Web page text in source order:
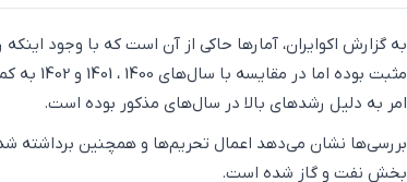
مثبت
امر به دلیل رشدهای بالا در سال‌های مذکور بوده است.
بررسی‌ها نشان می‌دهد اعمال تحریم‌ها و همچنین برداشته
بخش نفت و گاز شده است.